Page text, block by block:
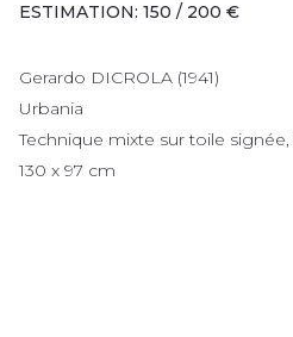
ESTIMATION: 150 / 200 €
Gerardo DICROLA (1941)
Urbania
Technique mixte sur toile
130 x 97 cm